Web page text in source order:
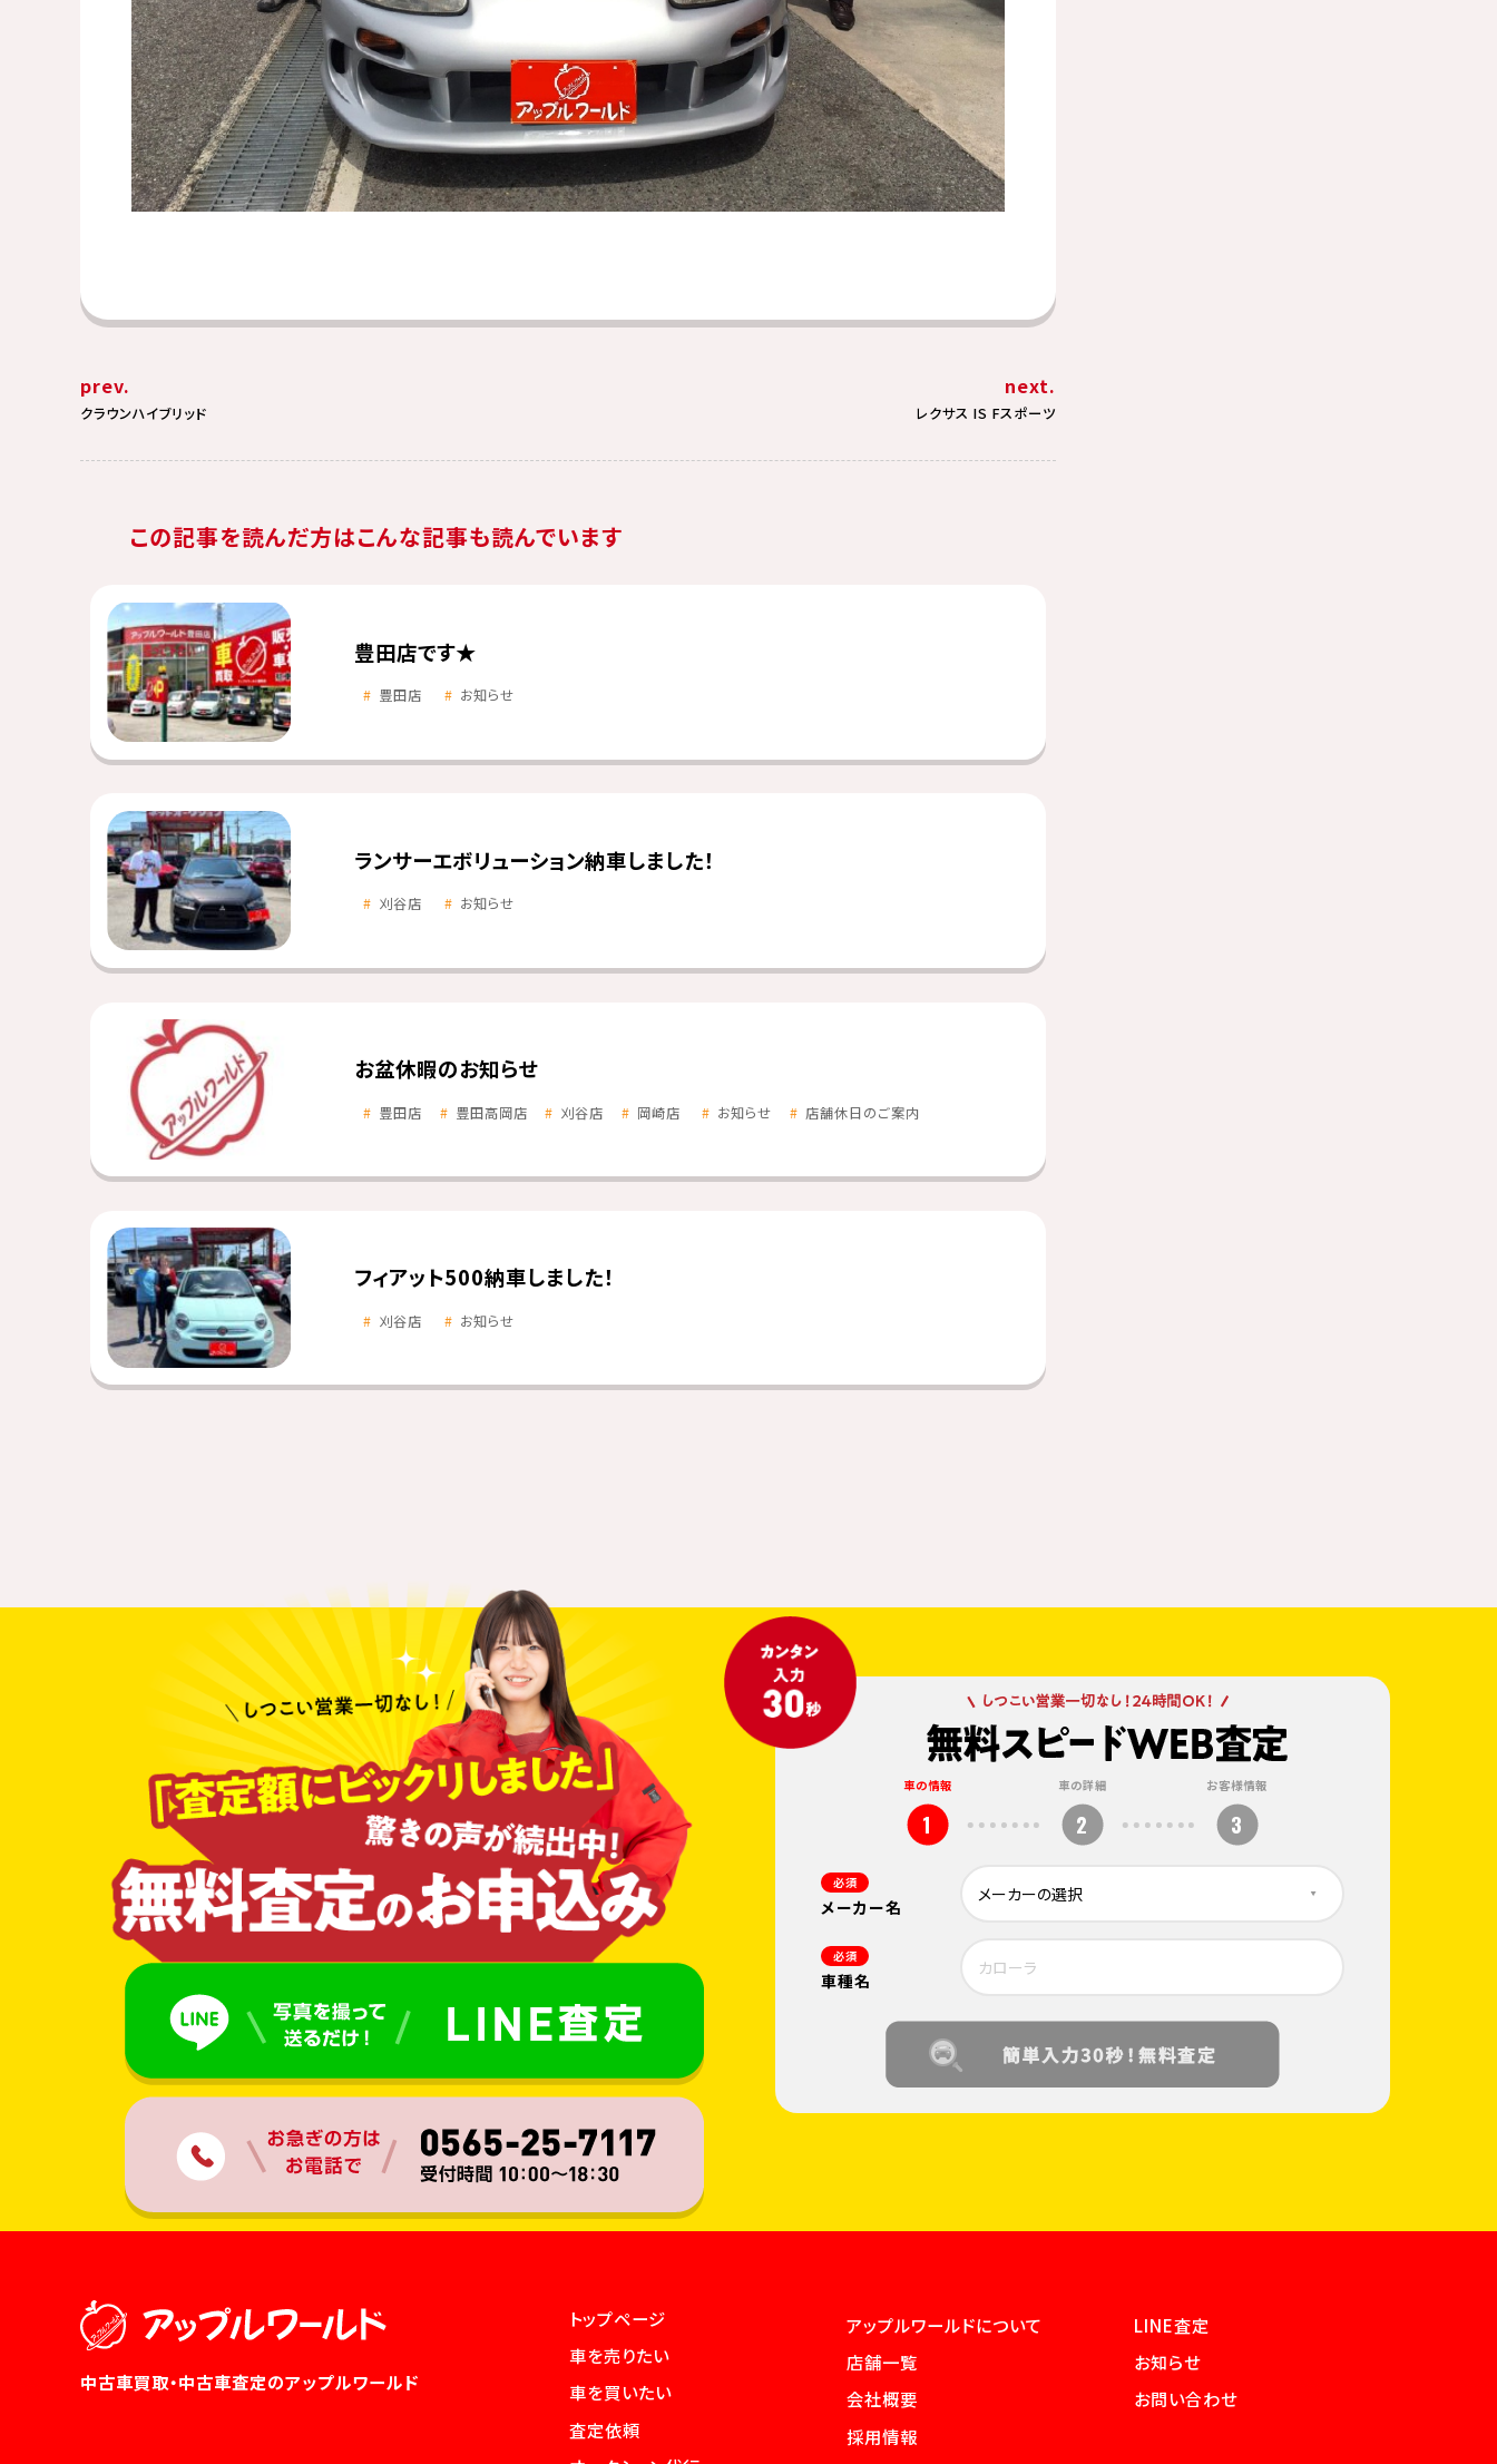
prev.
クラウンハイブリッド
next.
レクサス IS Fスポーツ
この記事を読んだ方はこんな記事も読んでいます
豊田店です★
豊田店 お知らせ
ランサーエボリューション納車しました！
刈谷店 お知らせ
お盆休暇のお知らせ
豊田店 豊田高岡店 刈谷店 岡崎店 お知らせ 店舗休日のご案内
フィアット500納車しました！
刈谷店 お知らせ
車の情報
1
車の詳細
2
お客様情報
3
必須
メーカー名
必須
車種名
中古車買取・中古車査定のアップルワールド
トップページ
車を売りたい
車を買いたい
査定依頼
アップルワールドについて
店舗一覧
会社概要
採用情報
LINE査定
お知らせ
お問い合わせ